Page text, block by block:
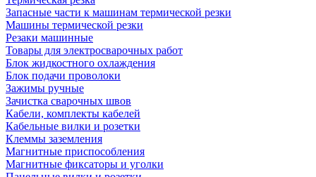
Запасные части к машинам термической резки
Машины термической резки
Резаки машинные
Товары для электросварочных работ
Блок жидкостного охлаждения
Блок подачи проволоки
Зажимы ручные
Зачистка сварочных швов
Кабели, комплекты кабелей
Кабельные вилки и розетки
Клеммы заземления
Магнитные приспособления
Магнитные фиксаторы и уголки